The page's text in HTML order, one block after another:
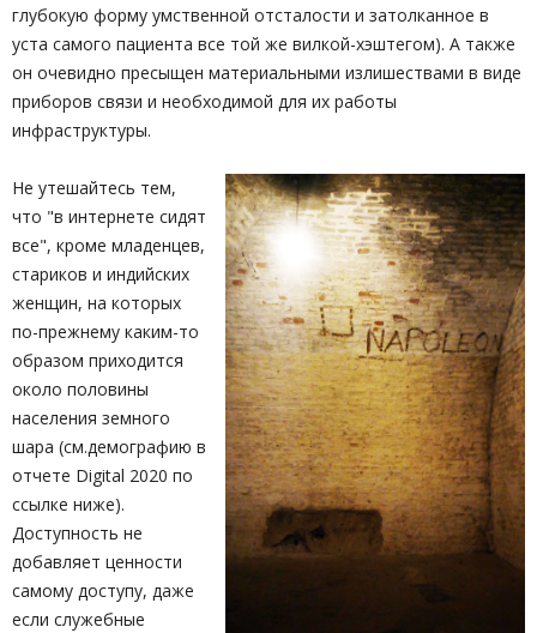
глубокую форму умственной отсталости и затолканное в
уста самого пациента все той же вилкой-хэштегом). А также
он очевидно пресыщен материальными излишествами в виде
приборов связи и необходимой для их работы
инфраструктуры.
Не утешайтесь тем,
что "в интернете сидят
все", кроме младенцев,
стариков и индийских
женщин, на которых
по-прежнему каким-то
образом приходится
около половины
населения земного
шара (см.демографию в
отчете Digital 2020 по
ссылке ниже).
Доступность не
добавляет ценности
самому доступу, даже
если служебные